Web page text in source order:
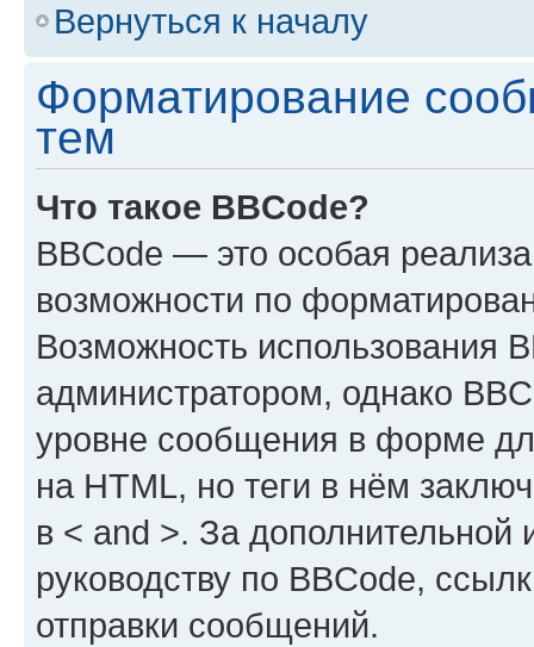
Вернуться к началу
Форматирование
тем
Что такое BBCode?
BBCode — это особая
возможности по
Возможность использования
администратором, однако
уровне сообщения в форме
на HTML, но теги в нём
в < and >. За
руководству по BBCode,
отправки сообщений.